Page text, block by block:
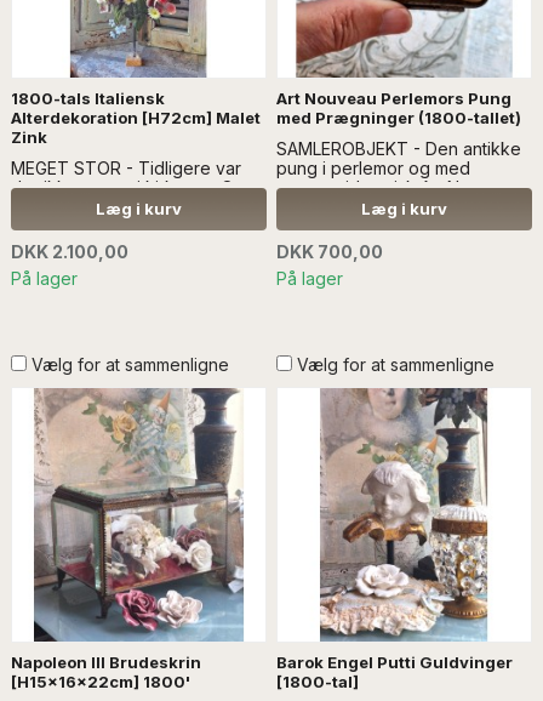
1800-tals Italiensk
Alterdekoration [H72cm] Malet
Zink
MEGET STOR - Tidligere var
der ikke varme i kirkerne. Og
blomster var dyre. Defor brugte
man istedet blomster i mere
holdbare materialer, som fx.
metal - læs mere SÆLGES
UDEN ANDEN DEKORATION
Læg i kurv
DKK 2.100,00
På lager
Art Nouveau Perlemors Pung
med Prægninger (1800-tallet)
SAMLEROBJEKT - Den antikke
pung i perlemor og med
præget tidstypisk Art Nouveau
mønster, er fra 1800-tallet. Ofte
blev de brugt som gave til
kommunionen...Læs mere
SÆLGES UDEN ANDEN
DEKORATION
Læg i kurv
DKK 700,00
På lager
Vælg for at sammenligne
Napoleon lll Brudeskrin
[H15x16x22cm] 1800'
Vælg for at sammenligne
Barok Engel Putti Guldvinger
[1800-tal]